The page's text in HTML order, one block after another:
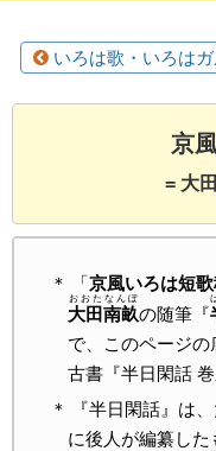
いろは歌・いろは
京
= 大
「京風いろは短
大田南畝
おおたなんぽ
の随筆『
で、このページ
古書『半日閑話 巻
『半日閑話』は
に後人が編纂し